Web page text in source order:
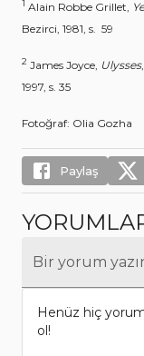
1 Alain Robbe Grillet,
Bezirci, 1981, s. 59
2 James Joyce, Ulysses
1997, s. 35
Fotoğraf: Olia Gozha
Paylaş
Bir yorum
Henüz hiç
ol!